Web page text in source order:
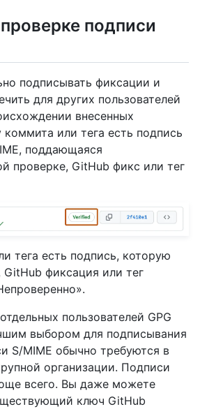
подписи
подписывать фиксации и
для других пользователей
внесенных
или тега есть подпись
поддающаяся
проверке, GitHub фикс или тег
тега есть подпись, которую
GitHub фиксация или тег
пользователей GPG
выбором для подписывания
S/MIME обычно требуются в
организации. Подписи
всего. Вы даже можете
ключ GitHub